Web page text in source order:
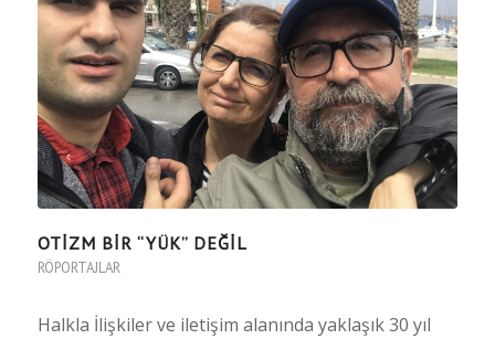
OTIZM BIR “YÜK” DEĞIL
RÖPORTAJLAR
Halkla İlişkiler ve iletişim alanında yaklaşık 30 yıl